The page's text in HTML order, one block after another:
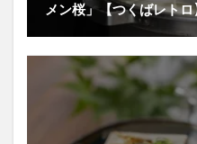
メン桜」【つくばレトロ